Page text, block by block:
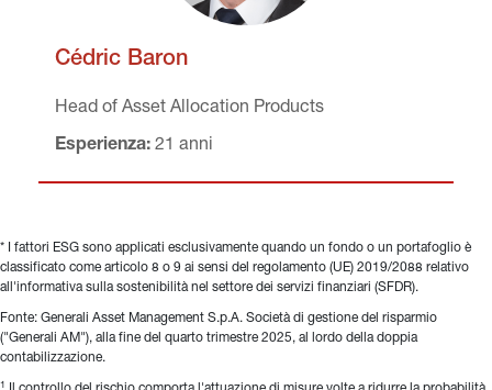
Cédric Baron
Head of Asset Allocation Products
Esperienza: 21 anni
* I fattori ESG sono applicati esclusivamente quando un fondo o un portafoglio è
classificato come articolo 8 o 9 ai sensi del regolamento (UE) 2019/2088 relativo
all'informativa sulla sostenibilità nel settore dei servizi finanziari (SFDR).
Fonte: Generali Asset Management S.p.A. Società di gestione del risparmio
("Generali AM"), alla fine del quarto trimestre 2025, al lordo della doppia
contabilizzazione.
1